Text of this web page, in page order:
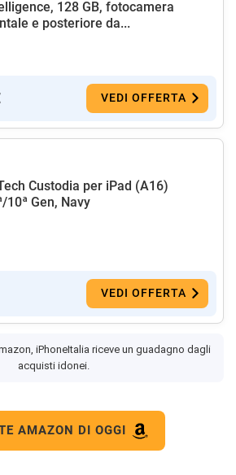
128 GB, fotocamera
e posteriore da...
VEDI OFFERTA
Custodia per iPad (A16)
10ª Gen, Navy
VEDI OFFERTA
iPhoneItalia riceve un guadagno dagli
acquisti idonei.
AMAZON DI OGGI